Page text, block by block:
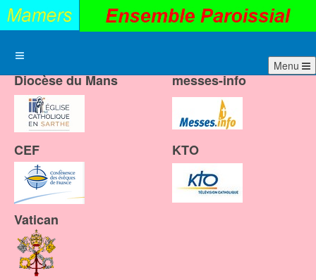
Menu
Diocèse du Mans messes-info
CEF KTO
Vatican